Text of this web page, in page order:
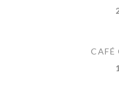
CAFÉ